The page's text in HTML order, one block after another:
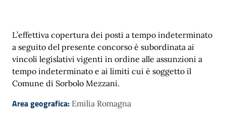
L’effettiva copertura dei posti a tempo indeterminato
a seguito del presente concorso è subordinata ai
vincoli legislativi vigenti in ordine alle assunzioni a
tempo indeterminato e ai limiti cui è soggetto il
Comune di Sorbolo Mezzani.
Area geografica: Emilia Romagna